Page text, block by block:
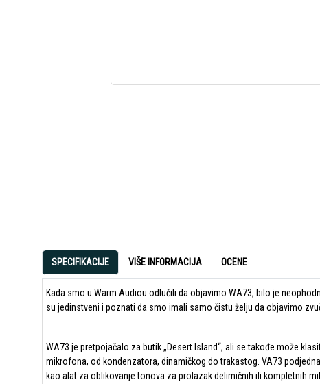
SPECIFIKACIJE VIŠE INFORMACIJA OCENE
Kada smo u Warm Audiou odlučili da objavimo WA73, bilo je
su jedinstveni i poznati da smo imali samo čistu želju da objavimo
WA73 je pretpojačalo za butik „Desert Island“, ali se takođe može
mikrofona, od kondenzatora, dinamičkog do trakastog. VA73
kao alat za oblikovanje tonova za prolazak delimičnih ili kompletnih